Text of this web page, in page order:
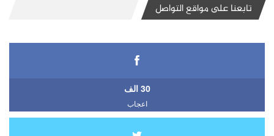
تابعنا على مواقع التواصل
30 الف
اعجاب